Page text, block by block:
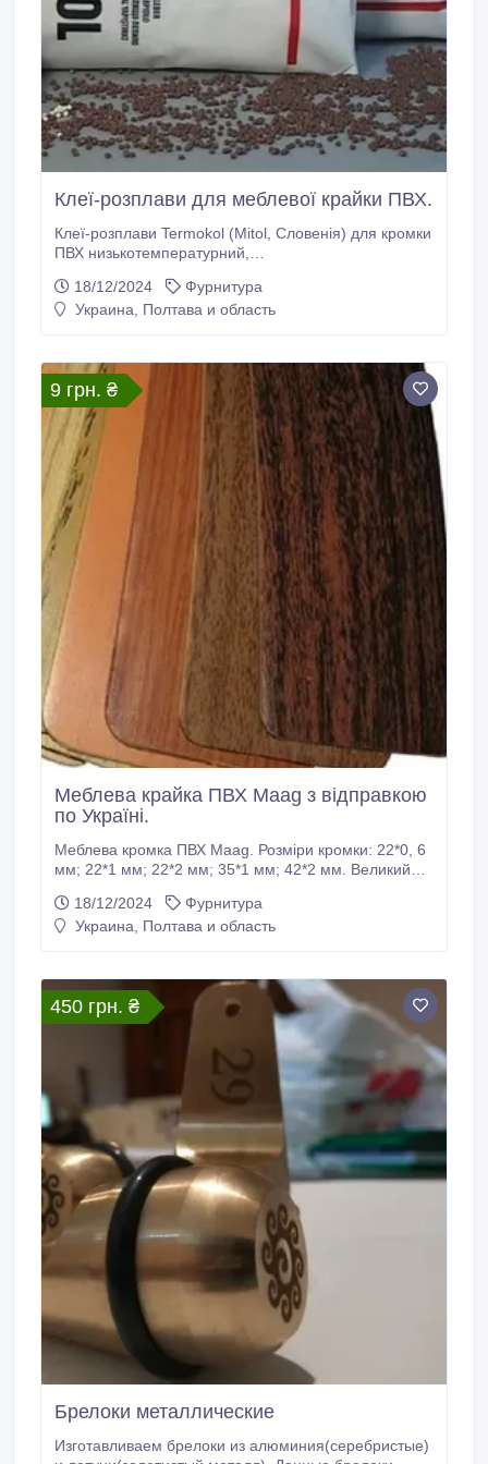
Клеї-розплави для меблевої крайки ПВХ.
Клеї-розплави Termokol (Mitol, Словенія) для кромки
ПВХ низькотемпературний,
Упаковка: 25 кг. Клей Termokol є аналогом клею, як:
Kleiberit, Dorus, Jowat, Termolite, та за своїми
клеї-розплави Termokol зі швидкою відправкою з
Харкова та Києва по всій Україні.
18/12/2024
Фурнитура
Украина, Полтава и область
9 грн. ₴
Меблева крайка ПВХ Maag з відправкою
по Україні.
Меблева кромка ПВХ Maag. Розміри кромки: 22*0, 6
мм; 22*1 мм; 22*2 мм; 35*1 мм; 42*2 мм. Великий
можете підібрати та купити меблеву кромку ПВХ
Maag під будь-який декор ЛДСП. Швидка відправка з
18/12/2024
Фурнитура
Украина, Полтава и область
450 грн. ₴
Брелоки металлические
Изготавливаем брелоки из алюминия(серебристые)